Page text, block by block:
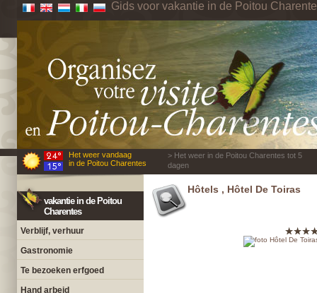
Gids voor vakantie in de Poitou
Het weer vandaag
in de Poitou Charentes
> Het weer in de Poitou Charentes tot 5
dagen
vakantie in de Poitou
Charentes
Verblijf, verhuur
Gastronomie
Te bezoeken erfgoed
Hand arbeid
Hôtels , Hôtel De Toiras